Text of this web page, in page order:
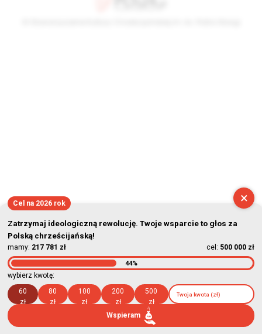
×
Cel na 2026 rok
Zatrzymaj ideologiczną rewolucję. Twoje wsparcie to głos za
Polską chrześcijańską!
mamy: 217 781 zł cel: 500 000 zł
44%
wybierz kwotę:
60
zł
80
zł
100
zł
200
zł
500
zł
Wspieram